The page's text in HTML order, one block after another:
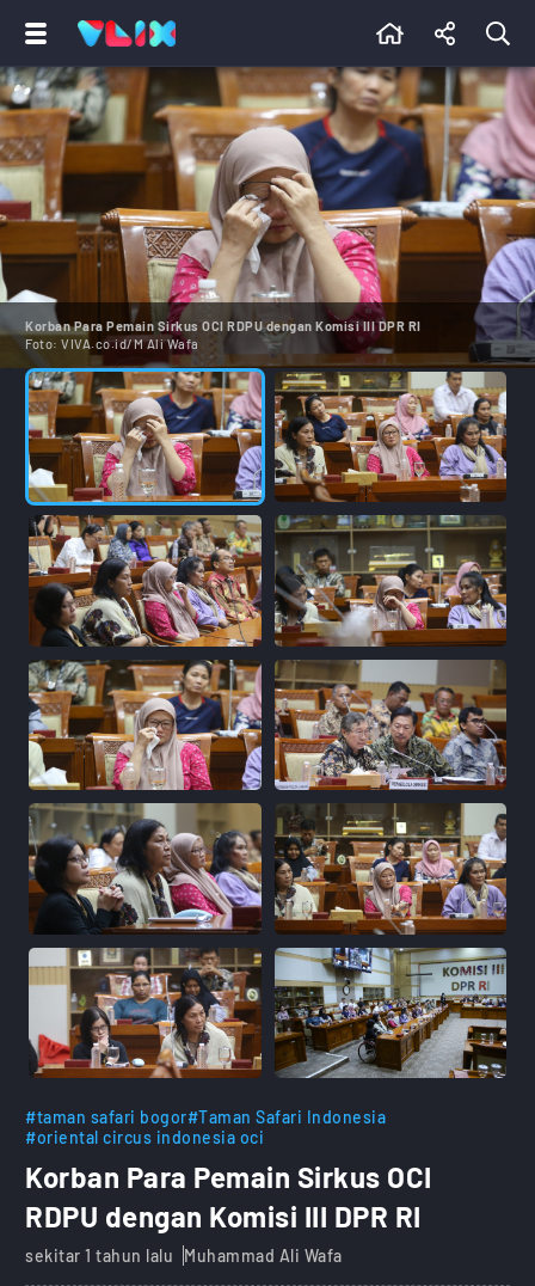
Korban Para Pemain Sirkus OCI RDPU dengan Komisi III DPR RI
Foto: VIVA.co.id/M Ali Wafa
#taman safari bogor#Taman Safari Indonesia
#oriental circus indonesia oci
Korban Para Pemain Sirkus OCI
RDPU dengan Komisi III DPR RI
sekitar 1 tahun lalu Muhammad Ali Wafa